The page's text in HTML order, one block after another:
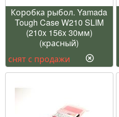
Коробка рыбол. Yamada
Tough Case W210 SLIM
(210x 156x 30мм)
(красный)
снят с продажи